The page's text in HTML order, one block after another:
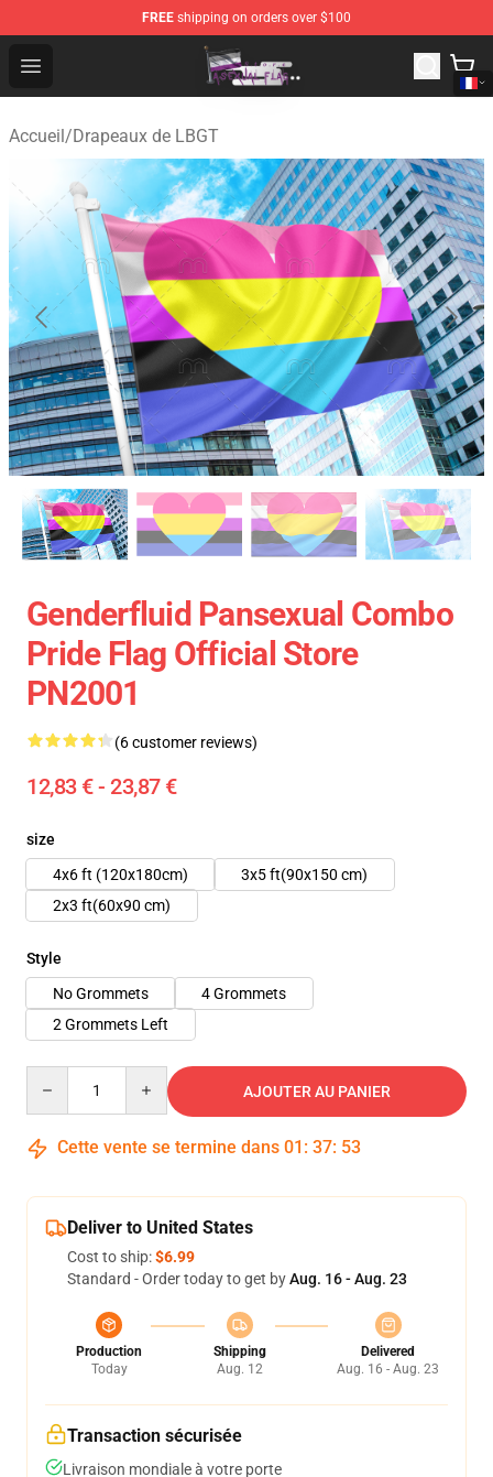
FREE shipping on orders over $100
Open menu
Asexual Flag Shop - The Best Store of Asexual Flag
Accueil/Drapeaux de LBGT
Genderfluid Pansexual Combo
Pride Flag Official Store
PN2001
(6 customer reviews)
12,83 € - 23,87 €
size
4x6 ft (120x180cm)
3x5 ft(90x150 cm)
2x3 ft(60x90 cm)
Style
No Grommets
4 Grommets
2 Grommets Left
AJOUTER AU PANIER
Cette vente se termine dans 01 : 37: 53
Deliver to United States
Cost to ship:$6.99
Standard - Order today to get byAug. 16 - Aug. 23
Production
Today
Shipping
Aug. 12
Delivered
Aug. 16 - Aug. 23
Transaction sécurisée
Livraison mondiale à votre porte